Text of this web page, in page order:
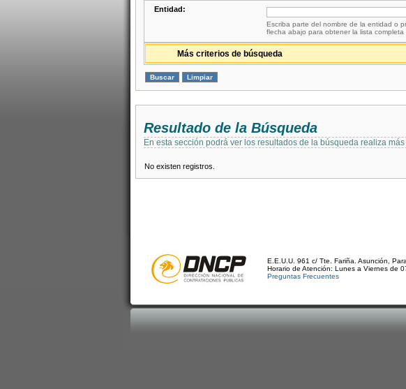
Entidad:
Escriba parte del nombre de la entidad o
flecha abajo para obtener la lista completa
Más criterios de búsqueda
Resultado de la Búsqueda
En esta sección podrá ver los resultados de la búsqueda realiza
No existen registros.
E.E.U.U. 961 c/ Tte. Fariña. Asunción,
Horario de Atención: Lunes a Viernes de
Preguntas Frecuentes